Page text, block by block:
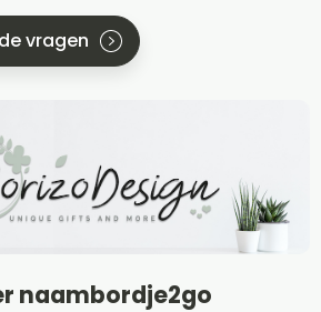
vragen
naambordje2go